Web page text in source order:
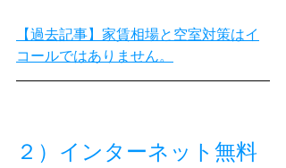
【過去記事】家賃相場と空室対策はイ
コールではありません。
２）インターネット無料